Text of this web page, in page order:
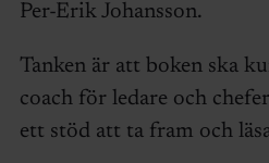
Per-Erik Johansson.
Tanken är att boken ska
coach för ledare och
ett stöd att ta fram och